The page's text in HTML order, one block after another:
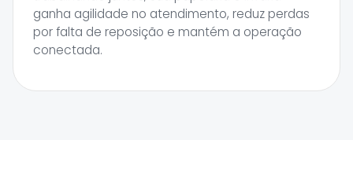
ganha agilidade no atendimento, reduz perdas
por falta de reposição e mantém a operação
conectada.